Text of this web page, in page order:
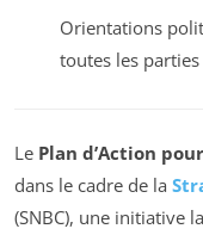
Orientations
toutes les
Le Plan d’Action
dans le cadre de la
(SNBC), une initiative